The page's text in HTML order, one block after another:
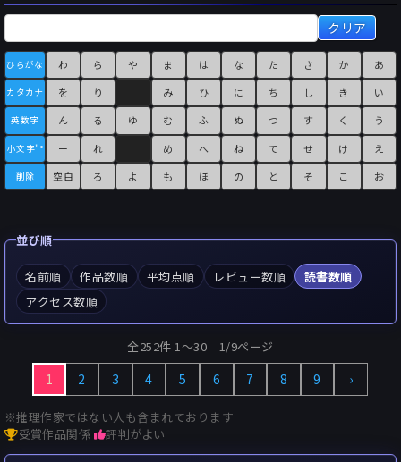
クリア
ひらがな
カタカナ
英数字
小文字"°
削除
わ
を
ん
ー
空白
ら
り
る
れ
ろ
や
ゆ
よ
ま
み
む
め
も
は
ひ
ふ
へ
ほ
な
に
ぬ
ね
の
た
ち
つ
て
と
さ
し
す
せ
そ
か
き
く
け
こ
あ
い
う
え
お
並び順
名前順 作品数順 平均点順 レビュー数順
読書数順
アクセス数順
全252件 1〜30 1/9ページ
1 2 3 4 5 6 7 8 9 ›
※推理作家ではない人も含まれております
受賞作品関係
評判がよい